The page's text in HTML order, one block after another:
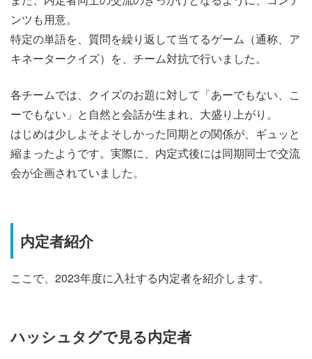
ンツも用意。
特定の単語を、質問を繰り返して当てるゲーム（通称、ア
キネータークイズ）を、チーム対抗で行いました。
各チームでは、クイズのお題に対して「あーでもない、こ
ーでもない」と自然と会話が生まれ、大盛り上がり。
はじめは少しよそよそしかった同期との関係が、ギュッと
縮まったようです。実際に、内定式後には同期同士で交流
会が企画されていました。
内定者紹介
ここで、2023年度に入社する内定者を紹介します。
ハッシュタグで見る内定者